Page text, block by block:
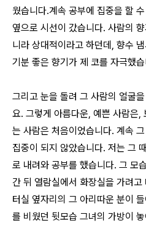
웠습니다.계속 공부에 집중을 할
옆으로 시선이 갔습니다. 사람의
니라 상대적이라고 하던데, 향수
기분 좋은 향기가 제 코를 자극했
그리고 눈을 돌려 그 사람의 얼굴
요. 그렇게 아름다운, 예쁜 사람은,
는 사람은 처음이었습니다. 계속
집중이 되지 않았습니다. 저는 그
로 내려와 공부를 했습니다. 그 모
간 뒤 열람실에서 화장실을 가려
터실 옆자리의 그 아리따운 분이
를 비웠던 뒷모습 그녀의 가방이